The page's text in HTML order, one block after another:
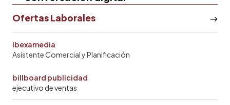
Ofertas Laborales
Ibexamedia
Asistente Comercial y Planificación
billboard publicidad
ejecutivo de ventas